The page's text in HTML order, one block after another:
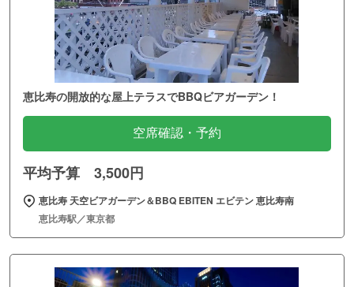
恵比寿の開放的な屋上テラスでBBQビアガーデン！
空席確認・予約
平均予算 3,500円
恵比寿 天空ビアガーデン＆BBQ EBITEN エビテン 恵比寿南
恵比寿駅／東京都